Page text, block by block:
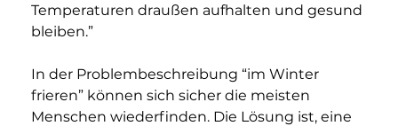
Temperaturen draußen aufhalten und gesund
bleiben.”
In der Problembeschreibung “im Winter
frieren” können sich sicher die meisten
Menschen wiederfinden. Die Lösung ist, eine